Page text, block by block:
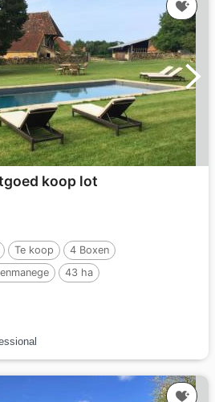
koop lot
Te koop
4 Boxen
43 ha